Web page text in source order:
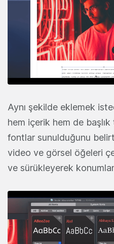
Aynı şekilde eklemek
hem içerik hem de
fontlar sunulduğunu
video ve görsel öğeleri
ve sürükleyerek